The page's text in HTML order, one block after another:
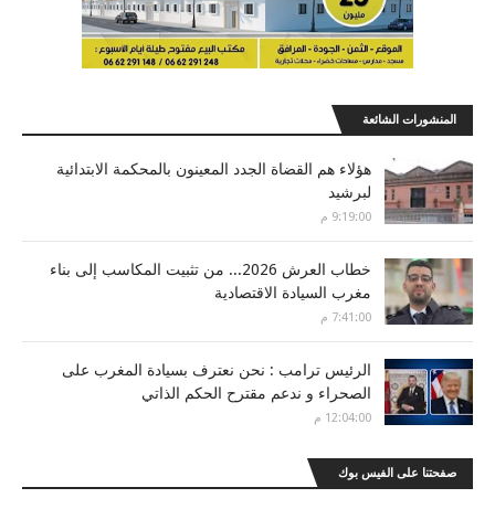
المنشورات الشائعة
هؤلاء هم القضاة الجدد المعينون بالمحكمة الابتدائية
لبرشيد
9:19:00 م
خطاب العرش 2026... من تثبيت المكاسب إلى بناء
مغرب السيادة الاقتصادية
7:41:00 م
الرئيس ترامب : نحن نعترف بسيادة المغرب على
الصحراء و ندعم مقترح الحكم الذاتي
12:04:00 م
صفحتنا على الفيس بوك